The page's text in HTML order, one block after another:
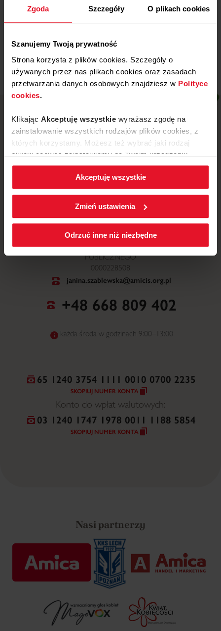
Zgoda Szczegóły O plikach cookies
Szanujemy Twoją prywatność
Strona korzysta z plików cookies. Szczegóły o
używanych przez nas plikach cookies oraz zasadach
przetwarzania danych osobowych znajdziesz w Polityce
cookies.
Klikając Akceptuję wszystkie wyrażasz zgodę na
zainstalowanie wszystkich rodzajów plików cookies, z
których korzystamy. Możesz też wybrać jaki rodzaj
plików cookies zainstalujemy na Twoim urządzeniu,
klikającZmień ustawienia.
W każdej chwili możesz zmienić wybrane przez Ciebie
ustawienia plików cookies wchodząc w zakładkę
Akceptuję wszystkie
Zmień ustawienia
Odrzuć inne niż niezbędne
Gdańska Fundacja
Dobroczynności
ul. Mickiewicza 52, 64-510 Wronki
NR WPISU DO ORGANIZACJI POŻYTKU
PUBLICZNEGO
0000228508
janina.szablewska@amicis.org.pl
+48 668 809 402
każda środa w godzinach 9:00–13:00
65 1240 3754 1111 0010 0700 2235
SKOPIUJ NUMER KONTA
Konto do wpłat walutowych:
03 1240 1747 1978 0011 1188 5854
SKOPIUJ NUMER KONTA
Nasi partnerzy